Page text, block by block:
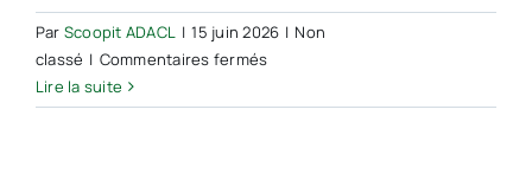
Par Scoopit ADACL | 15 juin 2026 | Non
classé | Commentaires ferméssur
encore
Lire la suite